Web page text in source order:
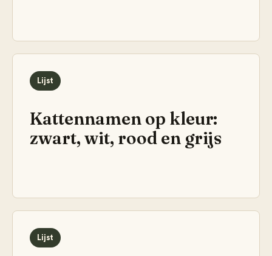
Lijst
Kattennamen op kleur:
zwart, wit, rood en grijs
Lijst